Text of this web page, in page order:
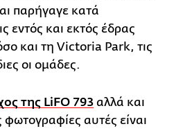
παρήγαγε κατά
εντός και εκτός έδρας
και τη Victoria Park, τις
οι ομάδες.
της LiFO 793 αλλά και
φωτογραφίες αυτές είναι